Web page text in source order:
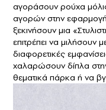
αγοράσουν ρούχα
αγορών στην
ξεκινήσουν μια
επιτρέπει να μιλήσουν
διαφορετικές
χαλαρώσουν δίπλα
θεματικά πάρκα ή να